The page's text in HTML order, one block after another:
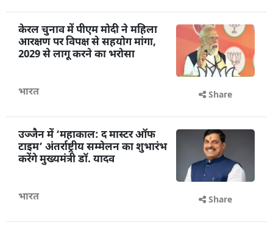
केरल चुनाव में पीएम मोदी ने महिला
आरक्षण पर विपक्ष से सहयोग मांगा,
2029 से लागू करने का भरोसा
भारत Share
उज्जैन में ‘महाकाल: द मास्टर ऑफ
टाइम’ अंतर्राष्ट्रीय सम्मेलन का शुभारंभ
करेंगे मुख्यमंत्री डॉ. यादव
भारत Share